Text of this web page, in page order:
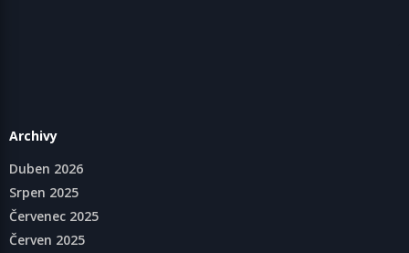
Archivy
Duben 2026
Srpen 2025
Červenec 2025
Červen 2025